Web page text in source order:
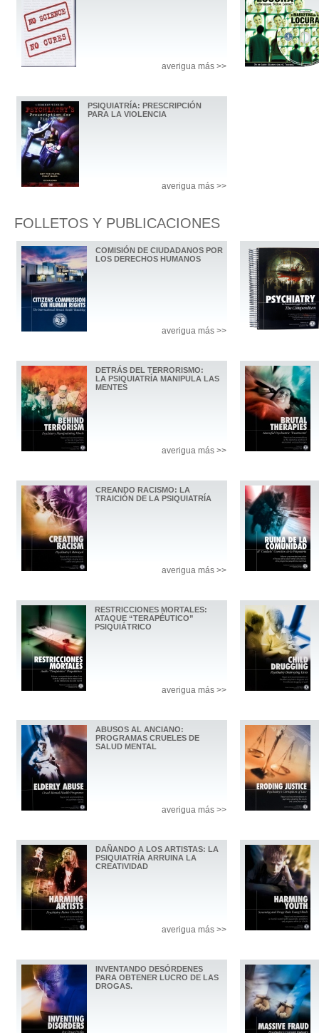
averigua más >>
PSIQUIATRÍA: PRESCRIPCIÓN
PARA LA VIOLENCIA
averigua más >>
FOLLETOS Y PUBLICACIONES
COMISIÓN DE CIUDADANOS POR
LOS DERECHOS HUMANOS
averigua más >>
DETRÁS DEL TERRORISMO:
LA PSIQUIATRÍA MANIPULA LAS
MENTES
averigua más >>
CREANDO RACISMO: LA
TRAICIÓN DE LA PSIQUIATRÍA
averigua más >>
RESTRICCIONES MORTALES:
ATAQUE “TERAPÉUTICO”
PSIQUIÁTRICO
averigua más >>
ABUSOS AL ANCIANO:
PROGRAMAS CRUELES DE
SALUD MENTAL
averigua más >>
DAÑANDO A LOS ARTISTAS: LA
PSIQUIATRÍA ARRUINA LA
CREATIVIDAD
averigua más >>
INVENTANDO DESÓRDENES
PARA OBTENER LUCRO DE LAS
DROGAS.